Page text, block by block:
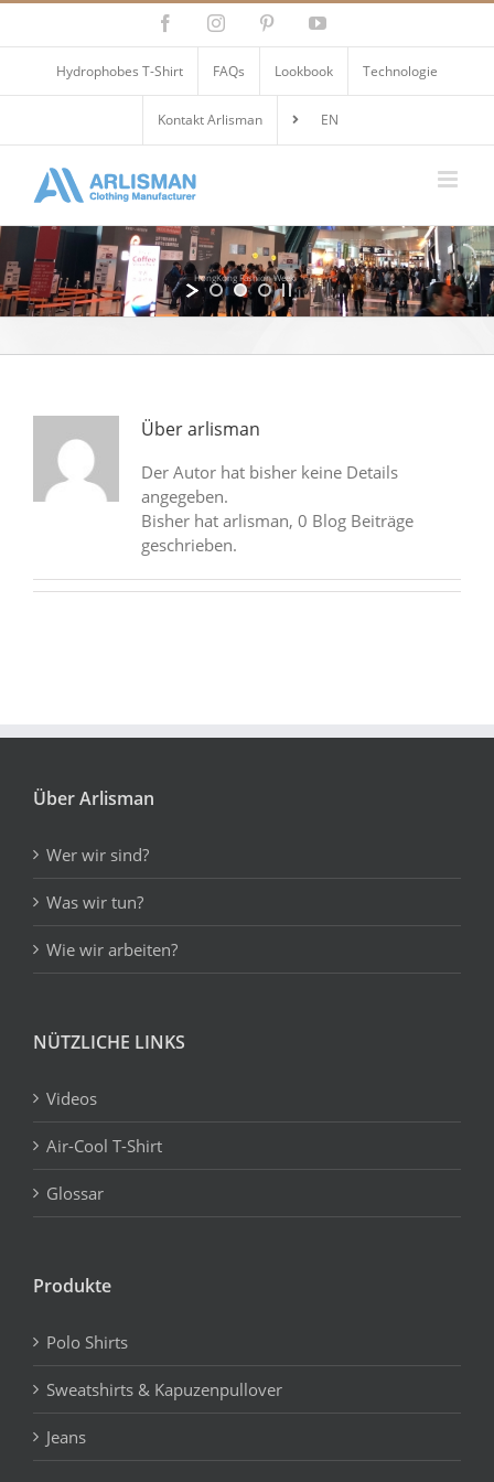
FacebookInstagramPinterestYouTube
Hydrophobes T-Shirt FAQs Lookbook Technologie
Kontakt Arlisman EN
HongKong Fashion Week
Überarlisman
Der Autor hat bisher keine Details
angegeben.
Bisher hat arlisman, 0 Blog Beiträge
geschrieben.
Über Arlisman
Wer wir sind?
Was wir tun?
Wie wir arbeiten?
NÜTZLICHE LINKS
Videos
Air-Cool T-Shirt
Glossar
Produkte
Polo Shirts
Sweatshirts & Kapuzenpullover
Jeans